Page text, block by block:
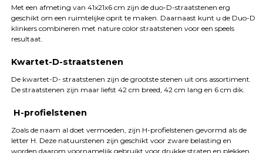
Met een afmeting van 41x21x6 cm zijn de duo-D-straatstenen erg
geschikt om een ruimtelijke oprit te maken. Daarnaast kunt u de Duo-D
klinkers combineren met nature color straatstenen voor een speels
resultaat.
Kwartet-D-straatstenen
De kwartet-D- straatstenen zijn de grootste stenen uit ons assortiment.
De straatstenen zijn maar liefst 42 cm breed, 42 cm lang en 6 cm dik.
H-profielstenen
Zoals de naam al doet vermoeden, zijn H-profielstenen gevormd als de
letter H. Deze natuurstenen zijn geschikt voor zware belasting en
worden daarom voornamelijk gebruikt voor drukke straten en plekken.